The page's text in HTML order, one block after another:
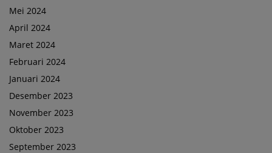
Mei 2024
April 2024
Maret 2024
Februari 2024
Januari 2024
Desember 2023
November 2023
Oktober 2023
September 2023